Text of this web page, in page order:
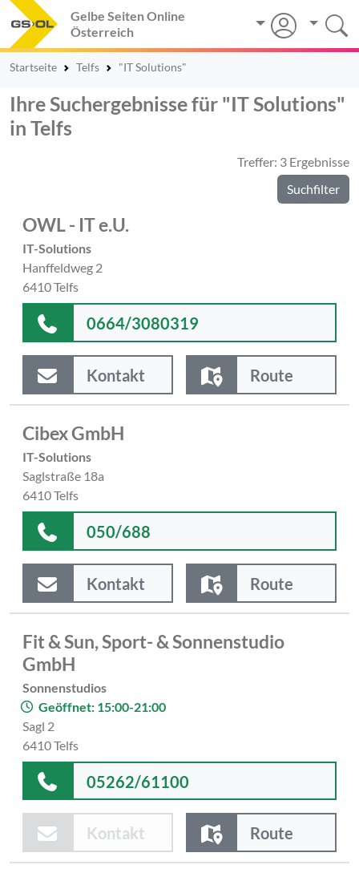
Gelbe Seiten Online
Österreich
Startseite Telfs "IT Solutions"
Ihre Suchergebnisse für "IT Solutions"
in Telfs
Treffer: 3 Ergebnisse
Suchfilter
OWL - IT e.U.
IT-Solutions
Hanffeldweg 2
6410 Telfs
0664/3080319
Kontakt Route
Cibex GmbH
IT-Solutions
Saglstraße 18a
6410 Telfs
050/688
Kontakt Route
Fit & Sun, Sport- & Sonnenstudio
GmbH
Sonnenstudios
Geöffnet: 15:00-21:00
Sagl 2
6410 Telfs
05262/61100
Kontakt Route